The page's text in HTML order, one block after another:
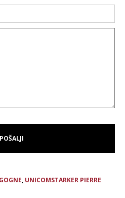
, UNICOMSTARKER PIERRE